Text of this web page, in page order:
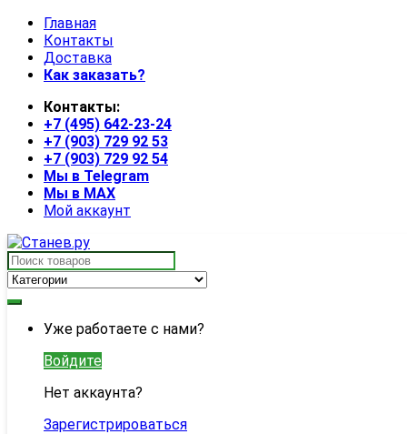
Skip
navigation
Skip
content
Главная
Контакты
Доставка
Как заказать?
Контакты:
+7 (495) 642-23-24
+7 (903) 729 92 53
+7 (903) 729 92 54
Мы в Telegram
Мы в MAX
Мой аккаунт
Search
for:
Уже работаете с нами?
Войдите
Нет аккаунта?
Зарегистрироваться